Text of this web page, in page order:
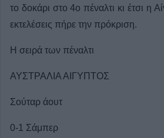
το δοκάρι στο 4ο πέναλτι κι έτσι η
εκτελέσεις πήρε την πρόκριση.
Η σειρά των πέναλτι
ΑΥΣΤΡΑΛΙΑ ΑΙΓΥΠΤΟΣ
Σούταρ άουτ
0-1 Σάμπερ